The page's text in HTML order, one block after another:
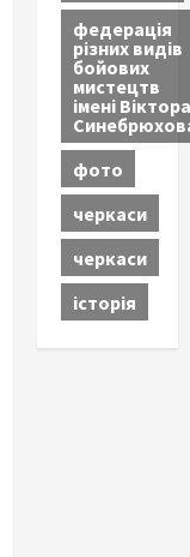
федерація
різних видів
бойових
мистецтв
імені Віктора
фото
черкаси
черкаси
історія